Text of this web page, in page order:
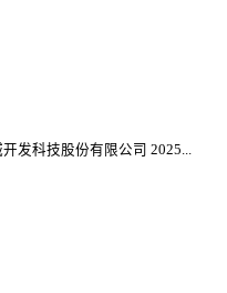
发科技股份有限公司 2025...